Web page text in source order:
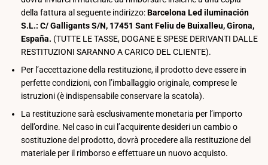
della fattura al seguente indirizzo:Barcelona Led iluminación
S.L.: C/ Galligants S/N, 17451 Sant Feliu de Buixalleu, Girona,
España. (TUTTE LE TASSE, DOGANE E SPESE DERIVANTI DALLE
RESTITUZIONI SARANNO A CARICO DEL CLIENTE).
Per l’accettazione della restituzione, il prodotto deve essere in
perfette condizioni, con l’imballaggio originale, comprese le
istruzioni (è indispensabile conservare la scatola).
La restituzione sarà esclusivamente monetaria per l’importo
dell’ordine. Nel caso in cui l’acquirente desideri un cambio o
sostituzione del prodotto, dovrà procedere alla restituzione del
materiale per il rimborso e effettuare un nuovo acquisto.